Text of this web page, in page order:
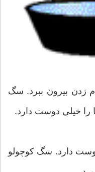
زدن بيرون ببرد. سگ
را خيلي دوست دارد.
دارد. سگ كوچولو